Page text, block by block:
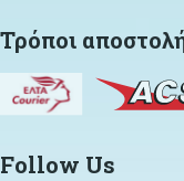
Τρόποι
Follow Us